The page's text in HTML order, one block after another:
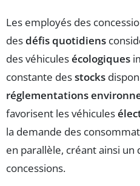
Les employés des
desdéfis quotidiens
des véhiculesécologiques
constante desstocks
réglementations
favorisent les véhicules
la demande des
en parallèle, créant ainsi un
concessions.